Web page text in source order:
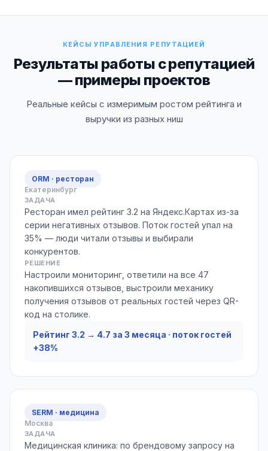
КЕЙСЫ УПРАВЛЕНИЯ РЕПУТАЦИЕЙ
Результаты работы с репутацией
— примеры проектов
Реальные кейсы с измеримым ростом рейтинга и
выручки из разных ниш
ORM · ресторан
Екатеринбург
ЗАДАЧА
Ресторан имел рейтинг 3.2 на Яндекс.Картах из-за
серии негативных отзывов. Поток гостей упал на
35% — люди читали отзывы и выбирали
конкурентов.
РЕШЕНИЕ
Настроили мониторинг, ответили на все 47
накопившихся отзывов, выстроили механику
получения отзывов от реальных гостей через QR-
код на столике.
Рейтинг 3.2 → 4.7 за 3 месяца · поток гостей
+38%
SERM · медицина
Москва
ЗАДАЧА
Медицинская клиника: по брендовому запросу на